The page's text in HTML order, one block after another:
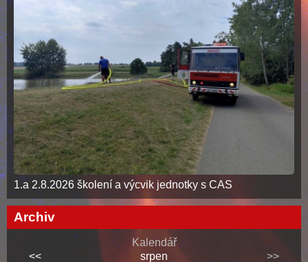
1.a 2.8.2026 školení a výcvik jednotky s CAS
Archiv
Kalendář
<<
srpen
>>